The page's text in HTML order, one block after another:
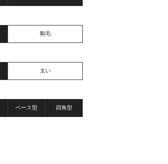
剛毛
太い
ベース型 四角型